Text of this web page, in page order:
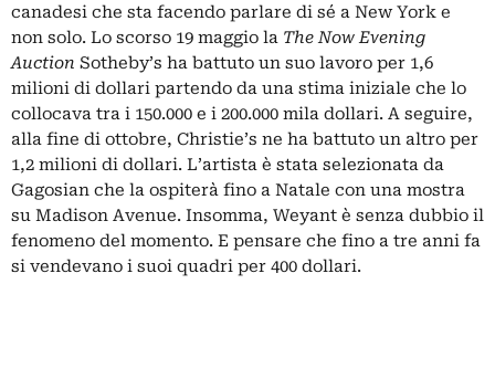
canadesi che sta facendo parlare di sé a New York e
non solo. Lo scorso 19 maggio la The Now Evening
Auction Sotheby’s ha battuto un suo lavoro per 1,6
milioni di dollari partendo da una stima iniziale che lo
collocava tra i 150.000 e i 200.000 mila dollari. A seguire,
alla fine di ottobre, Christie’s ne ha battuto un altro per
1,2 milioni di dollari. L’artista è stata selezionata da
Gagosian che la ospiterà fino a Natale con una mostra
su Madison Avenue. Insomma, Weyant è senza dubbio il
fenomeno del momento. E pensare che fino a tre anni fa
si vendevano i suoi quadri per 400 dollari.